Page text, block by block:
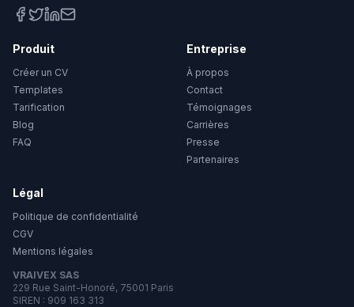
Produit
Créer un CV
Templates
Tarification
Blog
FAQ
Entreprise
À propos
Contact
Témoignages
Carrières
Presse
Partenaires
Légal
Politique de confidentialité
CGV
Mentions légales
VRAIVEX SAS
229 Rue Saint-Honoré, 75001 Paris
SIREN : 909 163 313